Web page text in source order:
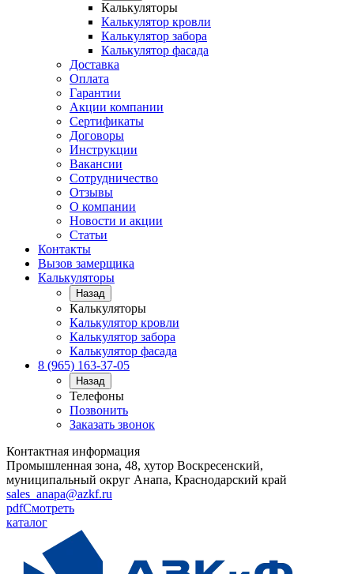
Калькуляторы
Калькулятор кровли
Калькулятор забора
Калькулятор фасада
Доставка
Оплата
Гарантии
Акции компании
Сертификаты
Договоры
Инструкции
Вакансии
Сотрудничество
Отзывы
О компании
Новости и акции
Статьи
Контакты
Вызов замерщика
Калькуляторы
Назад
Калькуляторы
Калькулятор кровли
Калькулятор забора
Калькулятор фасада
8 (965) 163-37-05
Назад
Телефоны
Позвонить
Заказать звонок
Контактная информация
Промышленная зона, 48, хутор Воскресенский,
муниципальный округ Анапа, Краснодарский край
sales_anapa@azkf.ru
pdfСмотреть
каталог